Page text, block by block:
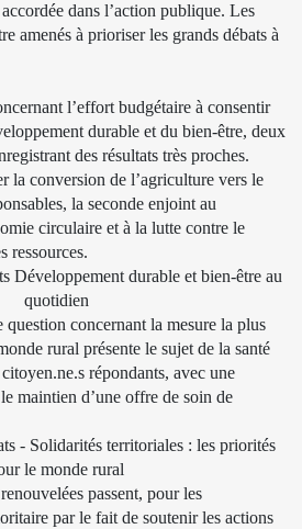
dans l’action publique. Les
amenés à prioriser les grands débats à
l’effort budgétaire à consentir
durable et du bien-être, deux
des résultats très proches.
la conversion de l’agriculture vers le
la seconde enjoint au
circulaire et à la lutte contre le
ressources.
question concernant la mesure la plus
rural présente le sujet de la santé
répondants, avec une
maintien d’une offre de soin de
passent, pour les
par le fait de soutenir les actions